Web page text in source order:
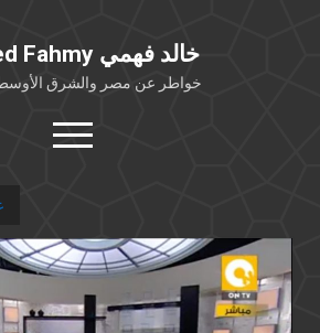
Khaled Fahmy خالد فهمي
خواطر عن مصر والشرق الأوسط
open
menu
خلفية شخصية
مقالات صحافية